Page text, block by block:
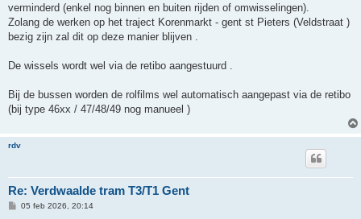
verminderd (enkel nog binnen en buiten rijden of omwisselingen).
Zolang de werken op het traject Korenmarkt - gent st Pieters (Veldstraat )
bezig zijn zal dit op deze manier blijven .
De wissels wordt wel via de retibo aangestuurd .
Bij de bussen worden de rolfilms wel automatisch aangepast via de retibo
(bij type 46xx / 47/48/49 nog manueel )
rdv
Re: Verdwaalde tram T3/T1 Gent
B05 feb 2026, 20:14